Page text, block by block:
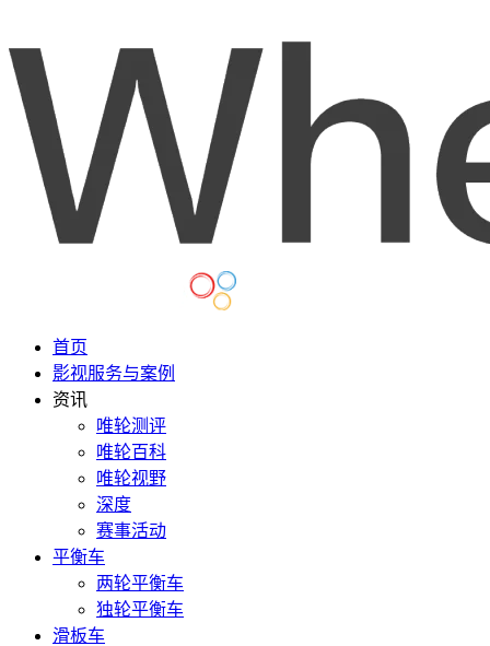
首页
影视服务与案例
资讯
唯轮测评
唯轮百科
唯轮视野
深度
赛事活动
平衡车
两轮平衡车
独轮平衡车
滑板车